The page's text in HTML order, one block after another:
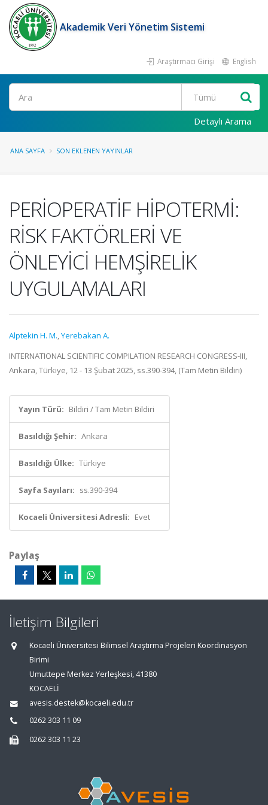
Akademik Veri Yönetim Sistemi
Araştırmacı Girişi English
Ara
Detaylı Arama
ANA SAYFA SON EKLENEN YAYINLAR
PERİOPERATİF HİPOTERMİ:
RİSK FAKTÖRLERİ VE
ÖNLEYİCİ HEMŞİRELİK
UYGULAMALARI
Alptekin H. M.,Yerebakan A.
INTERNATIONAL SCIENTIFIC COMPILATION RESEARCH CONGRESS-III,
Ankara, Türkiye, 12 - 13 Şubat 2025, ss.390-394, (Tam Metin Bildiri)
Yayın Türü: Bildiri / Tam Metin Bildiri
Basıldığı Şehir: Ankara
Basıldığı Ülke: Türkiye
Sayfa Sayıları: ss.390-394
Kocaeli Üniversitesi Adresli: Evet
Paylaş
İletişim Bilgileri
Kocaeli Üniversitesi Bilimsel Araştırma Projeleri Koordinasyon
Birimi
Umuttepe Merkez Yerleşkesi, 41380
KOCAELİ
avesis.destek@kocaeli.edu.tr
0262 303 11 09
0262 303 11 23